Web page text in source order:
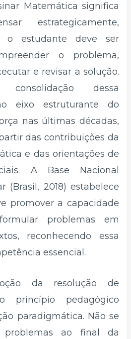
Matemática significa
estrategicamente,
o estudante deve ser
o problema,
e revisar a solução.
dessa
eixo estruturante do
nas últimas décadas,
das contribuições da
e das orientações de
A Base Nacional
(Brasil, 2018) estabelece
promover a capacidade
problemas em
reconhecendo essa
essencial.
da resolução de
princípio pedagógico
paradigmática. Não se
ao final da